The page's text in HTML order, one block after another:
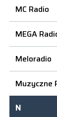
MC Radio
MEGA
Meloradio
Muzyczne
N